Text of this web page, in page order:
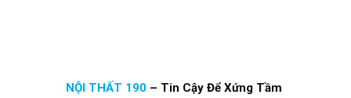
NỘI THẤT 190 – Tin Cậy Để Xứng Tầm